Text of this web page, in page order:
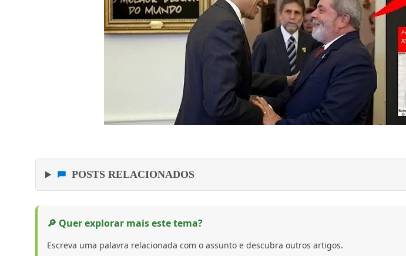
POSTS RELACIONADOS
🔎 Quer explorar mais este tema?
Escreva uma palavra relacionada com o assunto e descubra outros artigos.